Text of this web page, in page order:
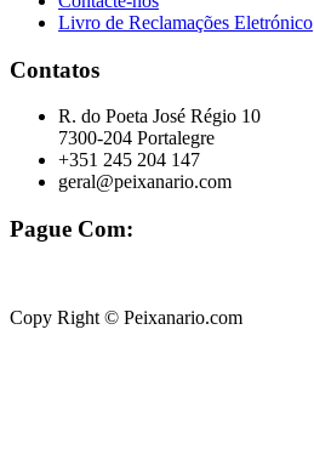
Livro de Reclamações Eletrónico
Contatos
R. do Poeta José Régio 10
7300-204 Portalegre
+351 245 204 147
geral@peixanario.com
Pague Com:
Copy Right © Peixanario.com